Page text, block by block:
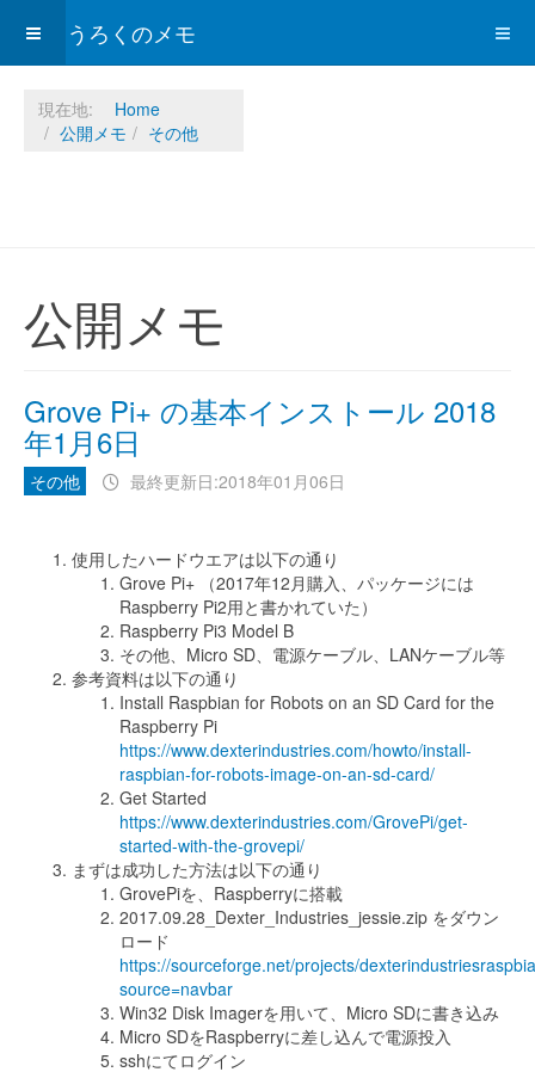
ひょうろくのメモ
現在地:
Home
公開メモ
その他
公開メモ
Grove Pi+ の基本インストール 2018
年1月6日
その他 最終更新日:2018年01月06日
使用したハードウエアは以下の通り
Grove Pi+ （2017年12月購入、パッケージには
Raspberry Pi2用と書かれていた）
Raspberry Pi3 Model B
その他、Micro SD、電源ケーブル、LANケーブル等
参考資料は以下の通り
Install Raspbian for Robots on an SD Card for the
Raspberry Pi
https://www.dexterindustries.com/howto/install-
raspbian-for-robots-image-on-an-sd-card/
Get Started
https://www.dexterindustries.com/GrovePi/get-
started-with-the-grovepi/
まずは成功した方法は以下の通り
GrovePiを、Raspberryに搭載
2017.09.28_Dexter_Industries_jessie.zip をダウン
ロード
https://sourceforge.net/projects/
source=navbar
Win32 Disk Imagerを用いて、Micro SDに書き込み
Micro SDをRaspberryに差し込んで電源投入
sshにてログイン